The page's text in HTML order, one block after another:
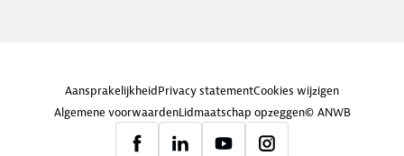
AansprakelijkheidPrivacy statementCookies wijzigen
Algemene voorwaardenLidmaatschap opzeggen© ANWB